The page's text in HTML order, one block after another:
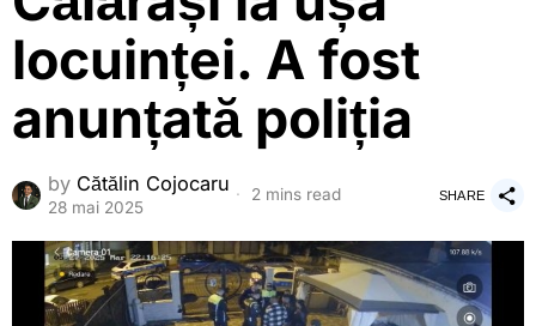
locuinței. A fost
anunțată poliția
by Cătălin Cojocaru
28 mai 2025
2 mins read SHARE